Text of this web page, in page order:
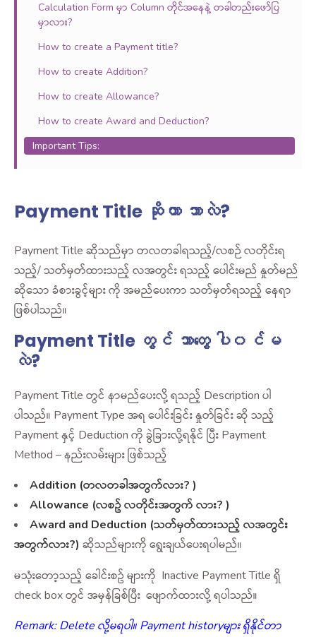
Calculation Form မှာ Column တိုင်အနေနဲ့ တခါတည်းဖော်ပြ
မှာလား?
How to create a Payment title?
How to create Addition?
How to create Allowance?
How to create Award and Deduction?
Important Tips:
Payment Title ဆိုတာ ဘာလဲ?
Payment Title ဆိုသည်မှာ တလတခါရသည့်/လစဉ် လတိုင်းရ
သည့်/ သတ်မှတ်ထားသည့် လအတွင်း ရသည့် ပေါင်းမည် နှုတ်မည်
ဆိုသော ခံစားခွင့်များ ကို အမည်ပေးကာ သတ်မှတ်ရသည့် နေရာ
ဖြစ်ပါသည်။
Payment Title တွင် ဘာတွေ ပါ၀င်မ
လဲ?
Payment Title တွင် နာမည်ပေးလို့ ရသည့် Description ပါ
ပါသည်။ Payment Type အရ ပေါင်းခြင်း နှုတ်ခြင်း ဆို သည့်
Payment နှင့် Deduction ကို ခွဲခြားလို့ရနိုင် ပြီး Payment
Method – နည်းလမ်းများ ဖြစ်သည့်
Addition (တလတခါအတွက်လား? )
Allowance (လစဥ် လတိုင်းအတွက် လား? )
Award and Deduction (သတ်မှတ်ထားသည့် လအတွင်း
အတွက်လား?) ဆိုသည်များကို ရွေးချယ်ပေးရပါမည်။
မသုံးတော့သည့် ခေါင်းစဥ် များကို Inactive Payment Title ရှိ
check box တွင် အမှန်ခြစ်ပြီး ဖျောက်ထားလို့ ရပါသည်။
Remark: Delete လို့မရပါ။ Payment historyများ ရှိနိုင်တာ